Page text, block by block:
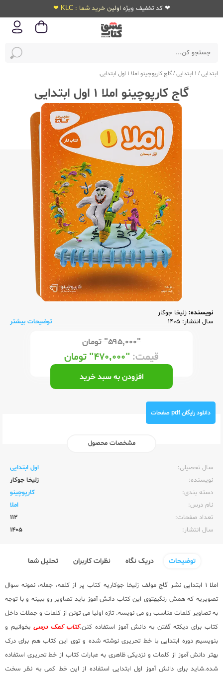
❤ کد تخفیف ویژه اولین خرید شما : KLC ❤
ابتدایی/ 1 ابتدایی /گاج کارپوچینو املا 1 اول ابتدایی
گاج کارپوچینو املا 1 اول ابتدایی
نویسنده: زلیخا جوکار
سال انتشار: 1405
توضیحات بیشتر
"۵۹۵,۰۰۰" تومان
قیمت: "۴۷۰,۰۰۰" تومان
افزودن به سبد خرید
دانلود رایگان pdf صفحات
مشخصات محصول
سال تحصیلی:‌
اول ابتدایی
نویسنده:‌
زلیخا جوکار
دسته بندی:
کارپوچینو
نام درس:
املا
تعداد صفحات:‌
112
سال انتشار:‌
1405
توضیحات دریک نگاه نظرات کاربران تحلیل شما
املا 1 ابتدایی نشر گاج مولف زلیخا جوکاریه کتاب پر از کلمه، جمله، نمونه سوال
تصویریه که همش رنگیهتوی این کتاب دانش آموز باید تصاویر رو ببینه و با توجه
به تصاویر کلمات مناسب رو می نویسه. تازه اولیا می تونن از کلمات و جملات داخل
کتاب برای دیکته گفتن به دانش آموز استفاده کنن.کتاب کمک درسی بخوانیم و
بنویسیم دوره ابتدایی با خط تحریری نوشته شده و توی این کتاب هم برای درک
بهتر دانش آموز از کلمات و نزدیکی ظاهری به عبارات کتاب از خط تحریری استفاده
شده.شاید برای دانش آموز اول ابتدایی استفاده از این خط کمی به نظر سخت